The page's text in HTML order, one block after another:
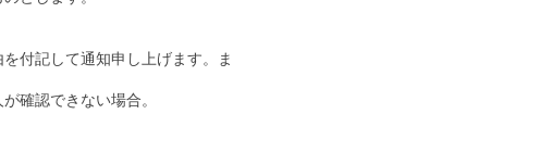
付記して通知申し上げます。ま
確認できない場合。